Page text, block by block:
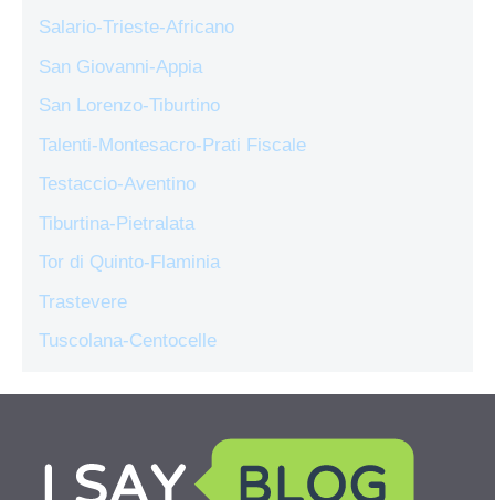
Salario-Trieste-Africano
San Giovanni-Appia
San Lorenzo-Tiburtino
Talenti-Montesacro-Prati Fiscale
Testaccio-Aventino
Tiburtina-Pietralata
Tor di Quinto-Flaminia
Trastevere
Tuscolana-Centocelle